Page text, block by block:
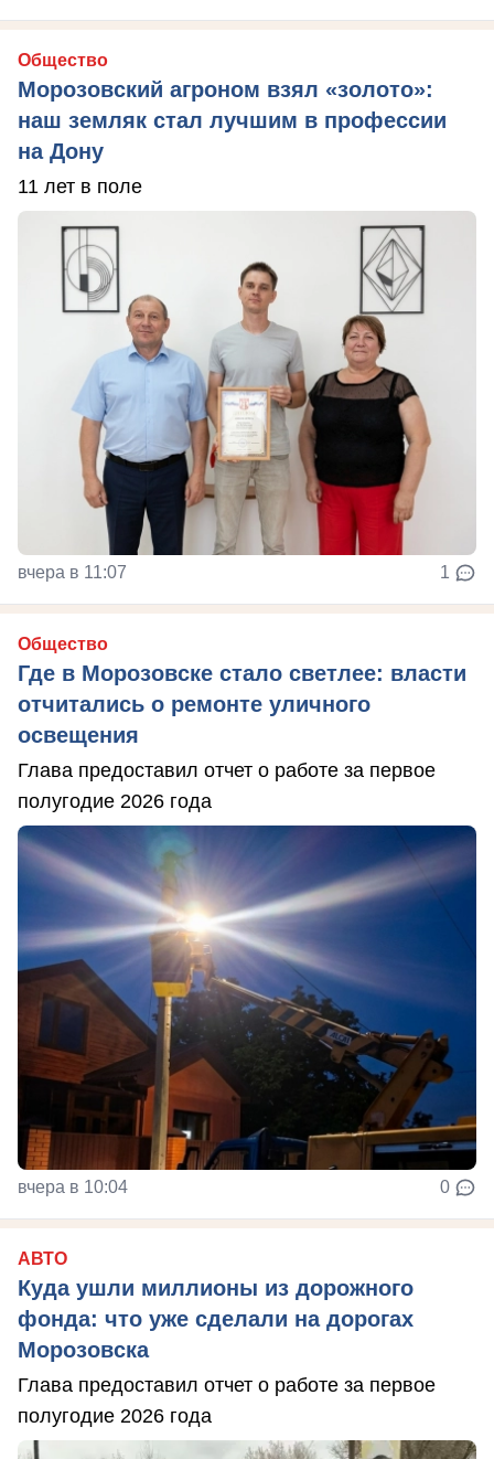
Общество
Морозовский агроном взял «золото»:
наш земляк стал лучшим в профессии
на Дону
11 лет в поле
вчера в 11:07 1
Общество
Где в Морозовске стало светлее: власти
отчитались о ремонте уличного
освещения
Глава предоставил отчет о работе за первое
полугодие 2026 года
вчера в 10:04 0
АВТО
Куда ушли миллионы из дорожного
фонда: что уже сделали на дорогах
Морозовска
Глава предоставил отчет о работе за первое
полугодие 2026 года